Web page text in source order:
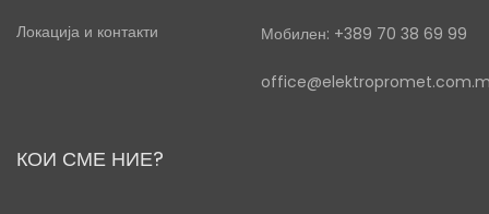
Локација и контакти
Мобилен: +389 70 38 69 99
КОИ СМЕ НИЕ?